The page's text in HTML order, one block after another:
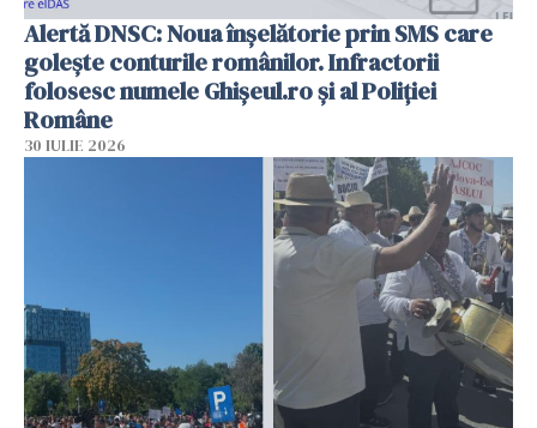
Alertă DNSC: Noua înșelătorie prin SMS care
golește conturile românilor. Infractorii
folosesc numele Ghișeul.ro și al Poliției
Române
30 IULIE 2026